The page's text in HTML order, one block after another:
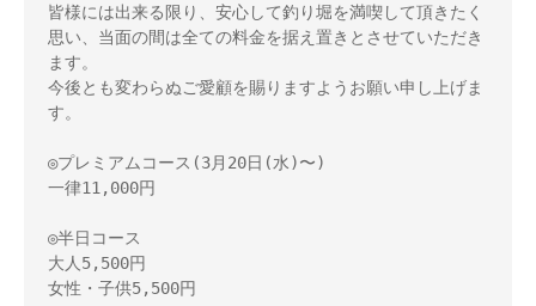
皆様には出来る限り、安心して釣り堀を満喫して頂きたく
思い、当面の間は全ての料金を据え置きとさせていただき
ます。
今後とも変わらぬご愛顧を賜りますようお願い申し上げま
す。
◎プレミアムコース(3月20日(水)〜)
一律11,000円
◎半日コース
大人5,500円
女性・子供5,500円